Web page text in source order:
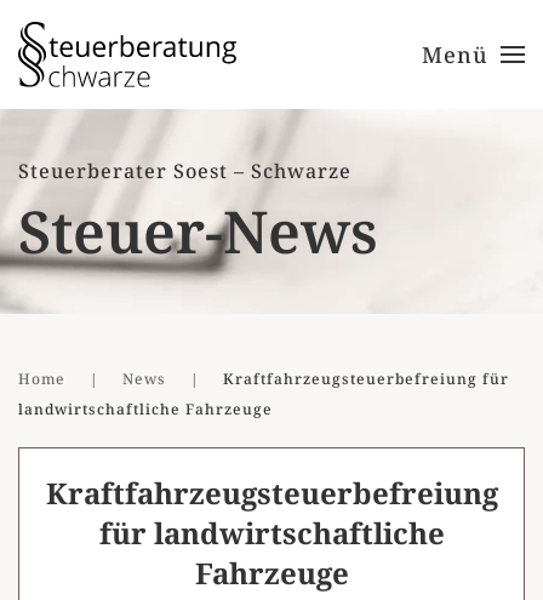
Zum Hauptinhalt springen Menü
Steuerberater Soest – Schwarze
Steuer-News
Home News
Kraftfahrzeugsteuerbefreiung für
landwirtschaftliche Fahrzeuge
Kraftfahrzeugsteuerbefreiung
für landwirtschaftliche
Fahrzeuge